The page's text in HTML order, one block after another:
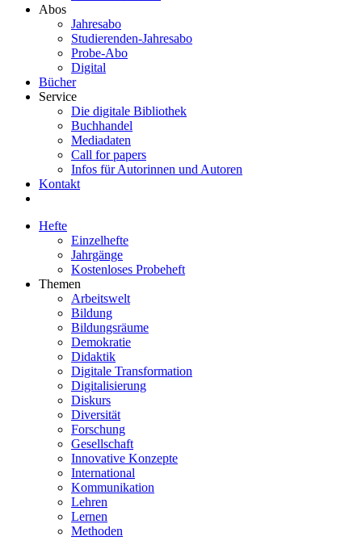
Abos
Jahresabo
Studierenden-Jahresabo
Probe-Abo
Digital
Bücher
Service
Die digitale Bibliothek
Buchhandel
Mediadaten
Call for papers
Infos für Autorinnen und Autoren
Kontakt
Hefte
Einzelhefte
Jahrgänge
Kostenloses Probeheft
Themen
Arbeitswelt
Bildung
Bildungsräume
Demokratie
Didaktik
Digitale Transformation
Digitalisierung
Diskurs
Diversität
Forschung
Gesellschaft
Innovative Konzepte
International
Kommunikation
Lehren
Lernen
Methoden